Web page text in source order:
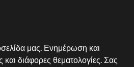
μας. Ενημέρωση και
διάφορες θεματολογίες. Σας